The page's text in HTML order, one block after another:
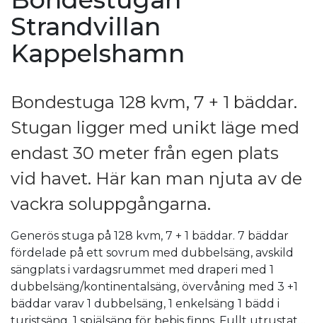
Strandvillan
Kappelshamn
Bondestuga 128 kvm, 7 + 1 bäddar.
Stugan ligger med unikt läge med
endast 30 meter från egen plats
vid havet. Här kan man njuta av de
vackra soluppgångarna.
Generös stuga på 128 kvm, 7 + 1 bäddar. 7 bäddar
fördelade på ett sovrum med dubbelsäng, avskild
sängplats i vardagsrummet med draperi med 1
dubbelsäng/kontinentalsäng, övervåning med 3 +1
bäddar varav 1 dubbelsäng, 1 enkelsäng 1 bädd i